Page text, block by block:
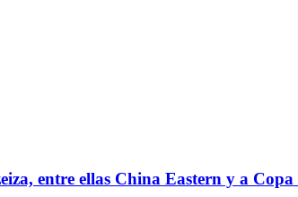
entre ellas China Eastern y a Copa